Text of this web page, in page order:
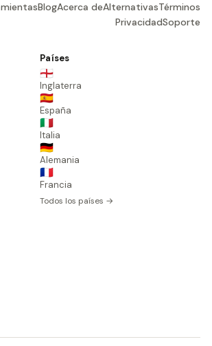
BlogAcerca deAlternativasTérminos
PrivacidadSoporte
Países
🏴󠁧󠁢󠁥󠁮󠁧󠁿
Inglaterra
🇪🇸
España
🇮🇹
Italia
🇩🇪
Alemania
🇫🇷
Francia
Todos los países →